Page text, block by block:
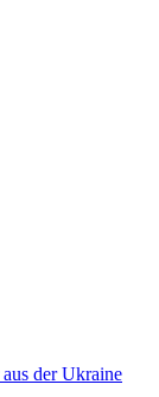
der Ukraine